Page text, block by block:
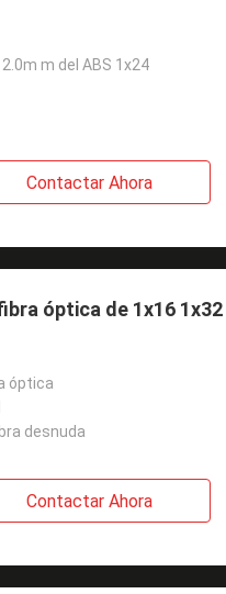
m del ABS 1x24
Contactar Ahora
óptica de 1x16
óptica
desnuda
Contactar Ahora